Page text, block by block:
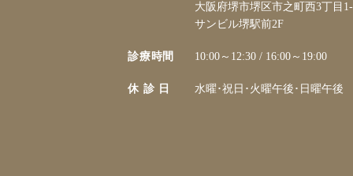
大阪府堺市堺区市之町西3丁目
サンビル堺駅前2F
診療時間 10:00～12:30 / 16:00～19:00
休 診 日 水曜･祝日･火曜午後･日曜午後